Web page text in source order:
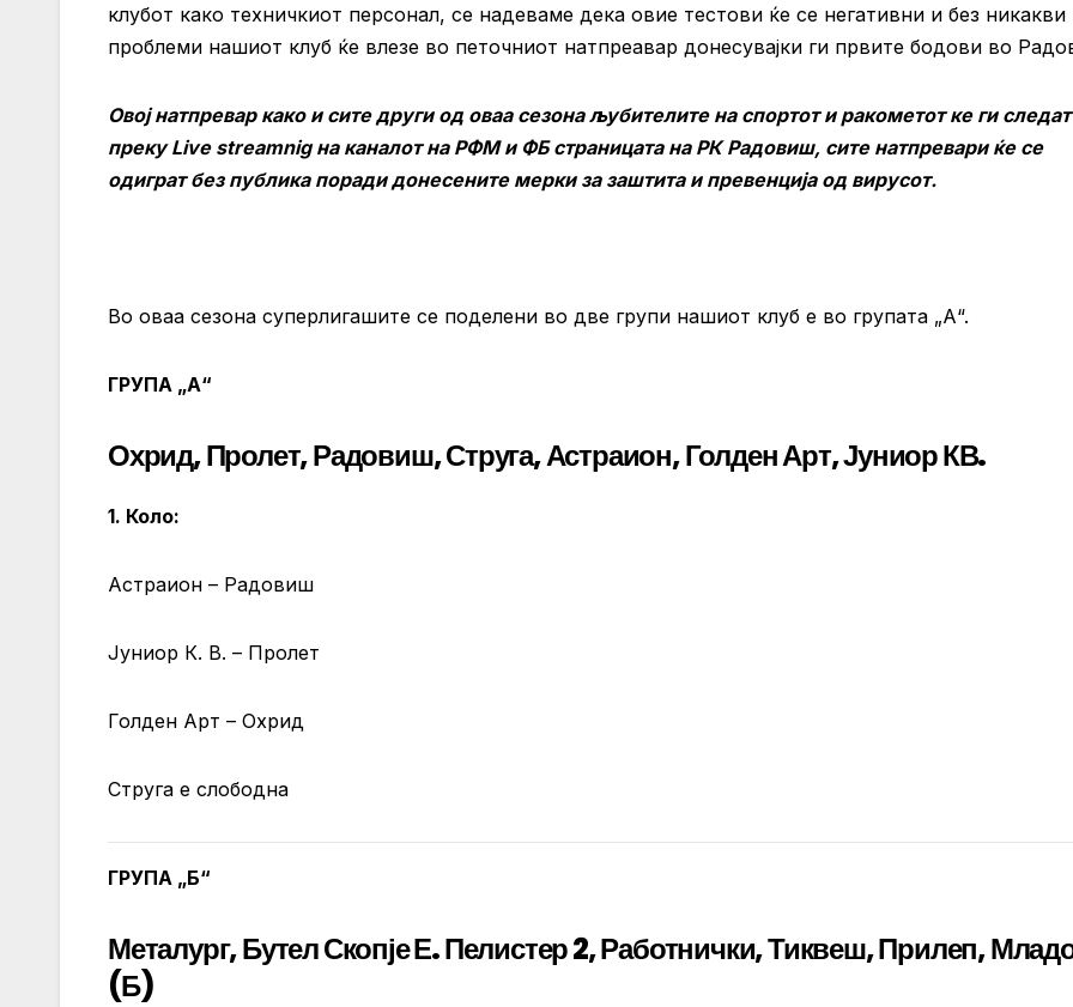
клубот како техничкиот персонал, се надеваме дека овие тестови ќе се негативни и без никакви
проблеми нашиот клуб ќе влезе во петочниот натпреавар донесувајки ги првите бодови во
Овој натпревар како и сите други од оваа сезона љубителите на спортот и ракометот ке ги следат
преку Live streamnig на каналот на РФМ и ФБ страницата на РК Радовиш, сите натпревари ќе се
одиграт без публика поради донесените мерки за заштита и превенција од вирусот.
Во оваа сезона суперлигашите се поделени во две групи нашиот клуб е во групата „А“.
ГРУПА „А“
Охрид, Пролет, Радовиш, Струга, Астраион, Голден Арт, Јуниор КВ.
1. Коло:
Астраион – Радовиш
Јуниор К. В. – Пролет
Голден Арт – Охрид
Струга е слободна
ГРУПА „Б“
Металург, Бутел Скопје Е. Пелистер 2, Работнички, Тиквеш, Прилеп,
(Б)